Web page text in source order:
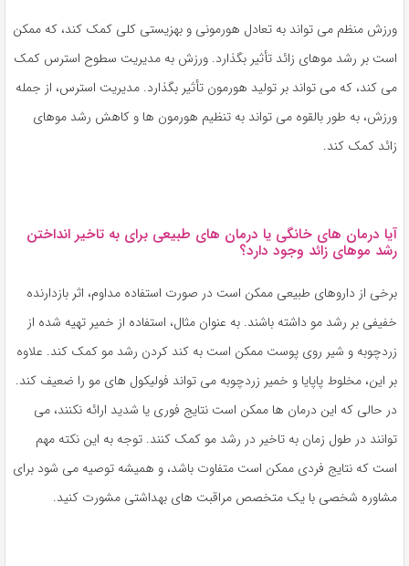
ورزش منظم می تواند به تعادل هورمونی و بهزیستی کلی کمک کند، که ممکن
است بر رشد موهای زائد تأثیر بگذارد. ورزش به مدیریت سطوح استرس کمک
می کند، که می تواند بر تولید هورمون تأثیر بگذارد. مدیریت استرس، از جمله
ورزش، به طور بالقوه می تواند به تنظیم هورمون ها و کاهش رشد موهای
زائد کمک کند.
آیا درمان های خانگی یا درمان های طبیعی برای به تاخیر انداختن
رشد موهای زائد وجود دارد؟
برخی از داروهای طبیعی ممکن است در صورت استفاده مداوم، اثر بازدارنده
خفیفی بر رشد مو داشته باشند. به عنوان مثال، استفاده از خمیر تهیه شده از
زردچوبه و شیر روی پوست ممکن است به کند کردن رشد مو کمک کند. علاوه
بر این، مخلوط پاپایا و خمیر زردچوبه می تواند فولیکول های مو را ضعیف کند.
در حالی که این درمان ها ممکن است نتایج فوری یا شدید ارائه نکنند، می
توانند در طول زمان به تاخیر در رشد مو کمک کنند. توجه به این نکته مهم
است که نتایج فردی ممکن است متفاوت باشد، و همیشه توصیه می شود برای
مشاوره شخصی با یک متخصص مراقبت های بهداشتی مشورت کنید.